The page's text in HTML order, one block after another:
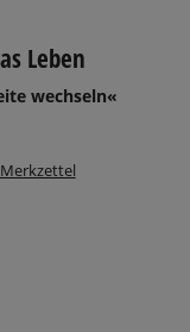
Leben
wechseln«
In den Warenkorb
Merkzettel